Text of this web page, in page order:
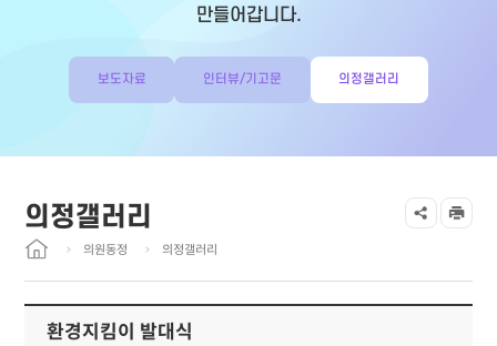
만들어갑니다.
보도자료 인터뷰/기고문 의정갤러리
의정갤러리
의원동정 의정갤러리
환경지킴이 발대식